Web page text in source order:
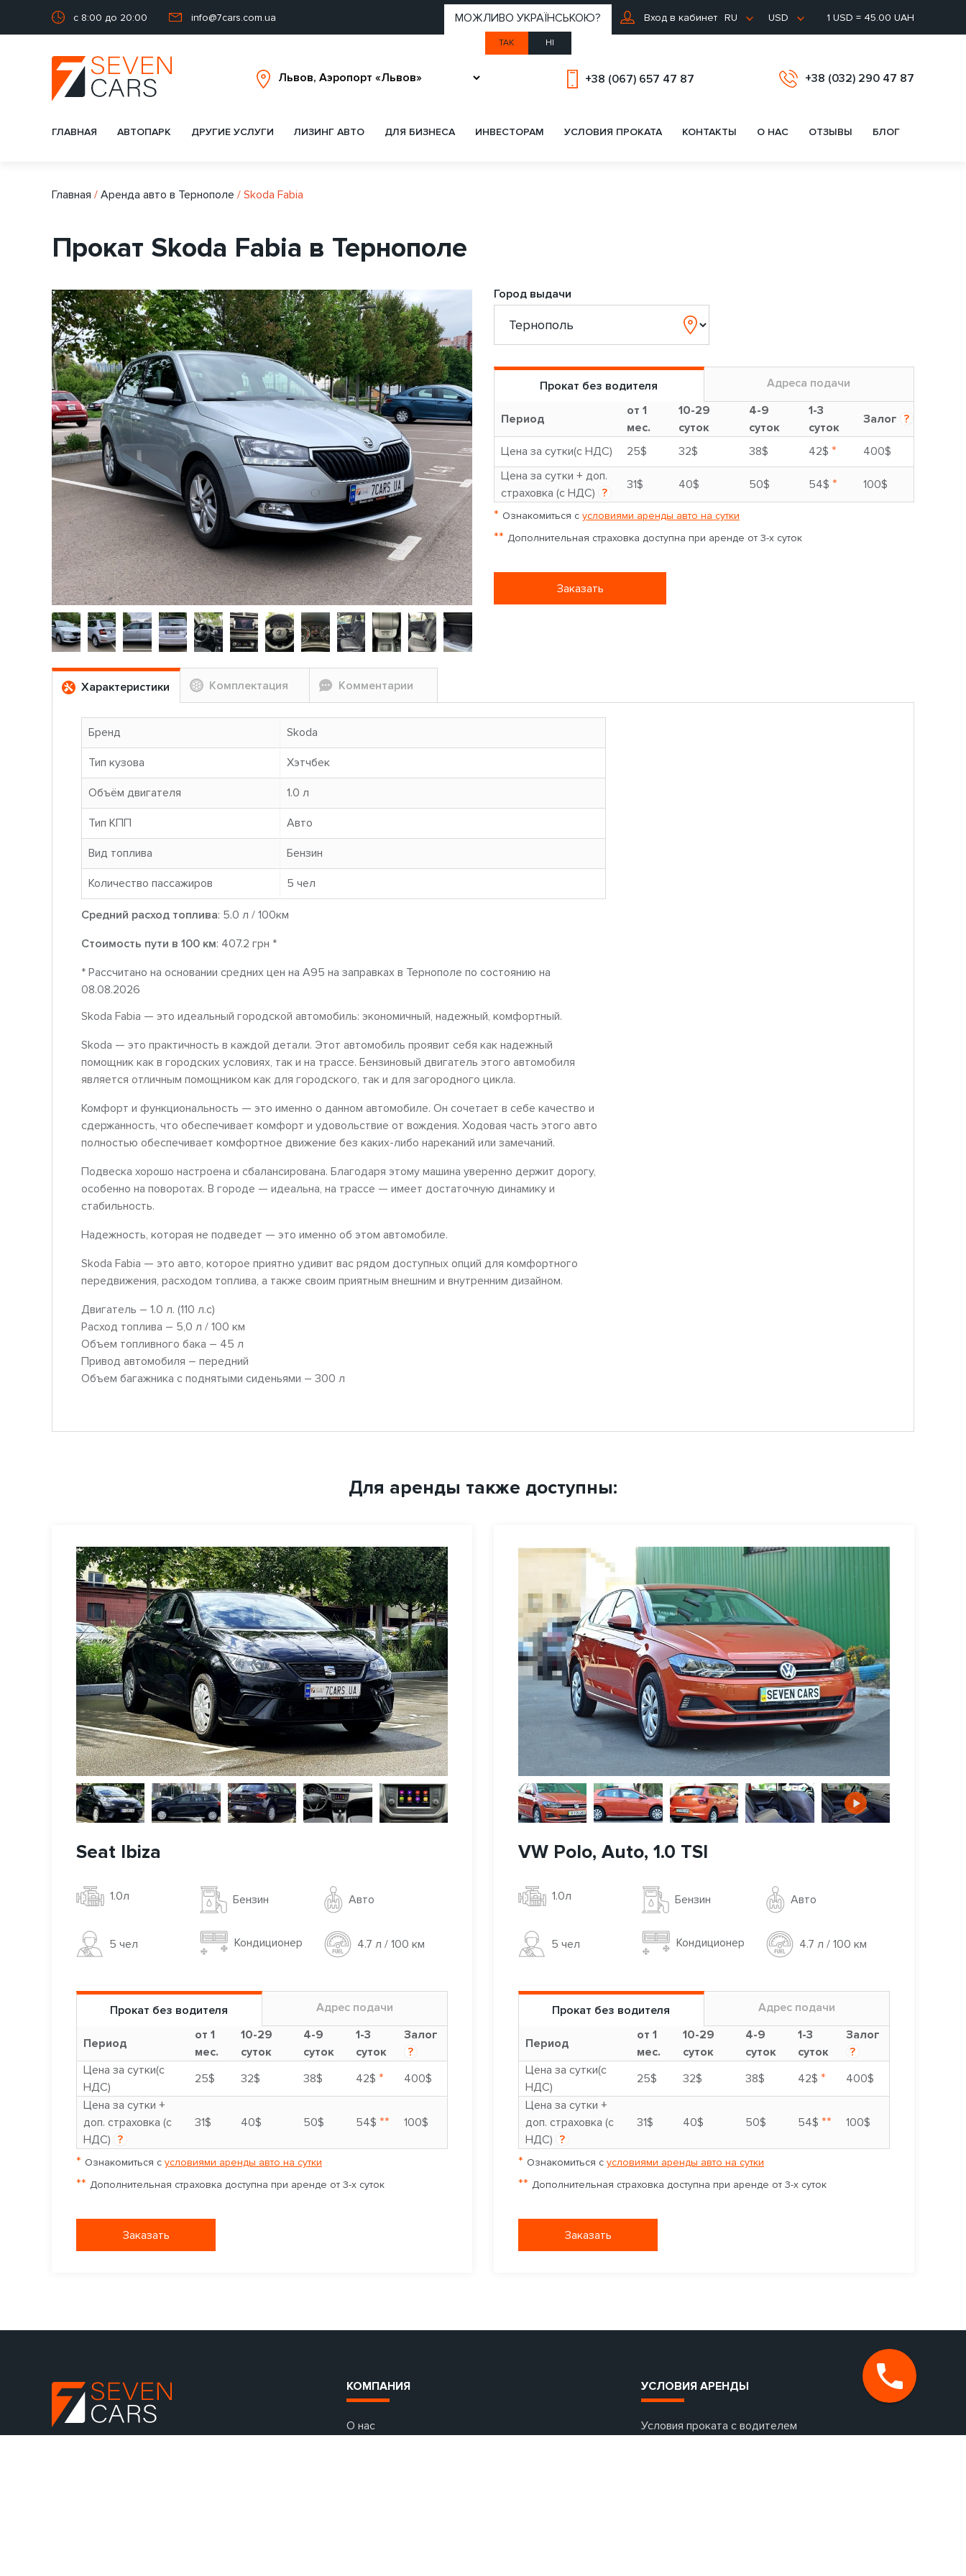
с 8:00 до 20:00 info@7cars.com.ua Вход в кабинет RU
МОЖЛИВО УКРАЇНСЬКОЮ?
ТАК НІ
USD 1 USD = 45.00 UAH
+38 (067) 657 47 87 +38 (032) 290 47 87
ГЛАВНАЯ АВТОПАРК ДРУГИЕ УСЛУГИ ЛИЗИНГ АВТО ДЛЯ БИЗНЕСА ИНВЕСТОРАМ УСЛОВИЯ ПРОКАТА КОНТАКТЫ О НАС ОТЗЫВЫ БЛОГ
Главная / Аренда авто в Тернополе / Skoda Fabia
Прокат Skoda Fabia в Тернополе
Город выдачи
Прокат без водителя Адреса подачи
Период
от 1
мес.
10-29
суток
4-9
суток
1-3
суток
Залог ?
Цена за сутки(с НДС) 25$ 32$ 38$ 42$ *
400$
Цена за сутки + доп.
страховка (с НДС) ?
31$ 40$ 50$ 54$ * 100$
* Ознакомиться с условиями аренды авто на сутки
** Дополнительная страховка доступна при аренде от 3-х суток
Заказать
Характеристики Комплектация Комментарии
Бренд Skoda
Тип кузова Хэтчбек
Объём двигателя 1.0 л
Тип КПП Авто
Вид топлива Бензин
Количество пассажиров 5 чел
Средний расход топлива: 5.0 л / 100км
Стоимость пути в 100 км: 407.2 грн *
* Рассчитано на основании средних цен на A95 на заправках в Тернополе по состоянию на
08.08.2026
Skoda Fabia — это идеальный городской автомобиль: экономичный, надежный, комфортный.
Skoda — это практичность в каждой детали. Этот автомобиль проявит себя как надежный
помощник как в городских условиях, так и на трассе. Бензиновый двигатель этого автомобиля
является отличным помощником как для городского, так и для загородного цикла.
Комфорт и функциональность — это именно о данном автомобиле. Он сочетает в себе качество и
сдержанность, что обеспечивает комфорт и удовольствие от вождения. Ходовая часть этого авто
полностью обеспечивает комфортное движение без каких-либо нареканий или замечаний.
Подвеска хорошо настроена и сбалансирована. Благодаря этому машина уверенно держит дорогу,
особенно на поворотах. В городе — идеальна, на трассе — имеет достаточную динамику и
стабильность.
Надежность, которая не подведет — это именно об этом автомобиле.
Skoda Fabia — это авто, которое приятно удивит вас рядом доступных опций для комфортного
передвижения, расходом топлива, а также своим приятным внешним и внутренним дизайном.
Двигатель – 1.0 л. (110 л.с)
Расход топлива – 5,0 л / 100 км
Объем топливного бака – 45 л
Привод автомобиля – передний
Объем багажника с поднятыми сиденьями – 300 л
Для аренды также доступны:
Seat Ibiza
1.0л Бензин Авто
5 чел Кондиционер 4.7 л / 100 км
Прокат без водителя Адрес подачи
Период
от 1
мес.
10-29
суток
4-9
суток
1-3
суток
Залог
?
Цена за сутки(с
НДС)
25$ 32$ 38$ 42$ *
400$
Цена за сутки +
доп. страховка (с
НДС) ?
31$ 40$ 50$ 54$ ** 100$
* Ознакомиться с условиями аренды авто на сутки
** Дополнительная страховка доступна при аренде от 3-х суток
Заказать
VW Polo, Auto, 1.0 TSI
1.0л Бензин Авто
5 чел Кондиционер 4.7 л / 100 км
Прокат без водителя Адрес подачи
Период
от 1
мес.
10-29
суток
4-9
суток
1-3
суток
Залог
?
Цена за сутки(с
НДС)
25$ 32$ 38$ 42$ *
400$
Цена за сутки +
доп. страховка (с
НДС) ?
31$ 40$ 50$ 54$ ** 100$
* Ознакомиться с условиями аренды авто на сутки
** Дополнительная страховка доступна при аренде от 3-х суток
Заказать
КОМПАНИЯ
О нас
УСЛОВИЯ АРЕНДЫ
Условия проката с водителем